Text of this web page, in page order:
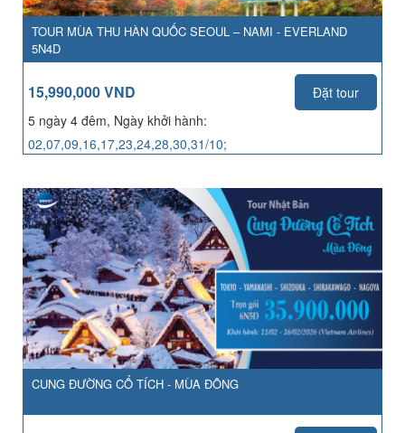
TOUR MÙA THU HÀN QUỐC SEOUL – NAMI - EVERLAND
5N4D
15,990,000 VND
Đặt tour
5 ngày 4 đêm, Ngày khởi hành:
02,07,09,16,17,23,24,28,30,31/10;
CUNG ĐƯỜNG CỔ TÍCH - MÙA ĐÔNG